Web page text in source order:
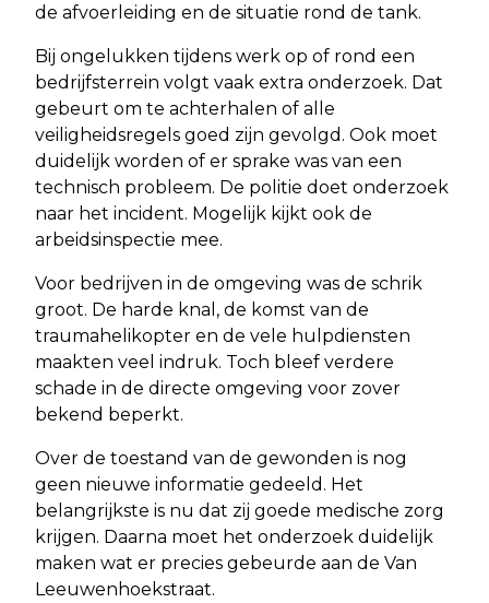
de afvoerleiding en de situatie rond de tank.
Bij ongelukken tijdens werk op of rond een
bedrijfsterrein volgt vaak extra onderzoek. Dat
gebeurt om te achterhalen of alle
veiligheidsregels goed zijn gevolgd. Ook moet
duidelijk worden of er sprake was van een
technisch probleem. De politie doet onderzoek
naar het incident. Mogelijk kijkt ook de
arbeidsinspectie mee.
Voor bedrijven in de omgeving was de schrik
groot. De harde knal, de komst van de
traumahelikopter en de vele hulpdiensten
maakten veel indruk. Toch bleef verdere
schade in de directe omgeving voor zover
bekend beperkt.
Over de toestand van de gewonden is nog
geen nieuwe informatie gedeeld. Het
belangrijkste is nu dat zij goede medische zorg
krijgen. Daarna moet het onderzoek duidelijk
maken wat er precies gebeurde aan de Van
Leeuwenhoekstraat.